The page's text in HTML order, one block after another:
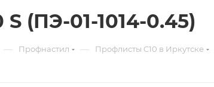
(ПЭ-01-1014-0.45)
— Профнастил — Профлисты C10 в Иркутске